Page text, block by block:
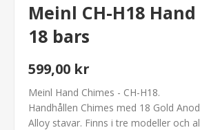
Meinl CH-H18
18 bars
599,00 kr
Meinl Hand Chimes - CH-H18.
Handhållen Chimes med 18 Gold
Alloy stavar. Finns i tre modeller och